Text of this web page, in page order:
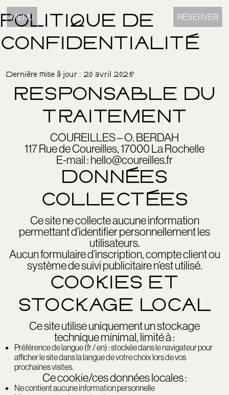
Skip to content
MENU
RÉSERVER
POLITIQUE DE
CONFIDENTIALITÉ
Dernière mise à jour : 20 avril 2026
RESPONSABLE DU
TRAITEMENT
COUREILLES – O. BERDAH
117 Rue de Coureilles, 17000 La Rochelle
E-mail : hello@coureilles.fr
DONNÉES
COLLECTÉES
Ce site ne collecte aucune information
permettant d’identifier personnellement les
utilisateurs.
Aucun formulaire d’inscription, compte client ou
système de suivi publicitaire n’est utilisé.
COOKIES ET
STOCKAGE LOCAL
Ce site utilise uniquement un stockage
technique minimal, limité à :
Préférence de langue (fr / en) : stockée dans le navigateur pour
afficher le site dans la langue de votre choix lors de vos
prochaines visites.
Ce cookie/ces données locales :
Ne contient aucune information personnelle